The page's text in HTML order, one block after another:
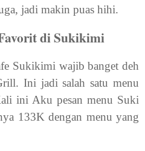
jadi makin puas hihi.
di Sukikimi
Sukikimi wajib banget deh
Ini jadi salah satu menu
ini Aku pesan menu Suki
133K dengan menu yang